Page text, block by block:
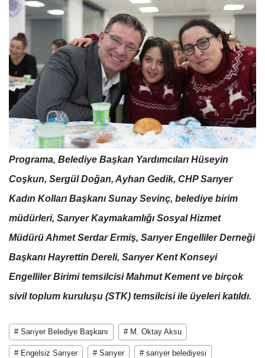
Programa, Belediye Başkan Yardımcıları Hüseyin
Coşkun, Sergül Doğan, Ayhan Gedik, CHP Sarıyer
Kadın Kolları Başkanı Sunay Sevinç, belediye birim
müdürleri, Sarıyer Kaymakamlığı Sosyal Hizmet
Müdürü Ahmet Serdar Ermiş, Sarıyer Engelliler Derneği
Başkanı Hayrettin Dereli, Sarıyer Kent Konseyi
Engelliler Birimi temsilcisi Mahmut Kement ve birçok
sivil toplum kuruluşu (STK) temsilcisi ile üyeleri katıldı.
# Sarıyer Belediye Başkanı # M. Oktay Aksu
# Engelsiz Sarıyer # Sarıyer # sarıyer belediyesi